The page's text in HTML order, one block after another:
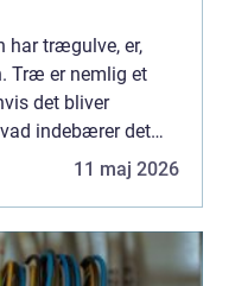
har trægulve, er,
Træ er nemlig et
det bliver
indebærer det
gulvet11 maj 2026